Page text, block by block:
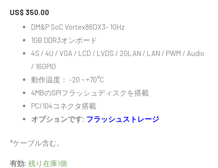
US$ 350.00
DM&P SoC Vortex86DX3- 1GHz
1GB DDR3オンボード
4S / 4U / VGA / LCD / LVDS / 2GLAN / LAN / PWM / Audio
/ 16GPIO
動作温度： -20 ~ +70°C
4MBのSPIフラッシュディスクを搭載
PC/104コネクタ搭載
オプションです: フラッシュストレージ
*ケーブル含む。
有効: 残り在庫1個